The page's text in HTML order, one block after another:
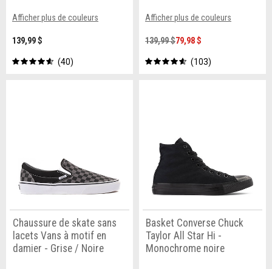
Afficher plus de couleurs
139,99 $
40
Afficher plus de couleurs
139,99 $79,98 $
103
Chaussure de skate sans
lacets Vans à motif en
damier - Grise / Noire
Basket Converse Chuck
Taylor All Star Hi -
Monochrome noire